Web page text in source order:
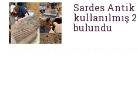
Sardes Antik
kullanılmış
bulundu